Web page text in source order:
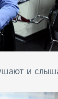
и